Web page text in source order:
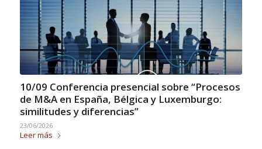
10/09 Conferencia presencial sobre “Procesos
de M&A en España, Bélgica y Luxemburgo:
similitudes y diferencias”
23/06/2026
Leer más